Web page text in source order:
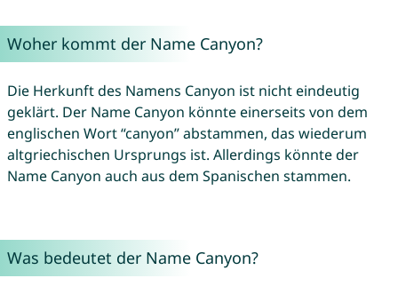
Woher kommt der Name Canyon?
Die Herkunft des Namens Canyon ist nicht eindeutig
geklärt. Der Name Canyon könnte einerseits von dem
englischen Wort “canyon” abstammen, das wiederum
altgriechischen Ursprungs ist. Allerdings könnte der
Name Canyon auch aus dem Spanischen stammen.
Was bedeutet der Name Canyon?